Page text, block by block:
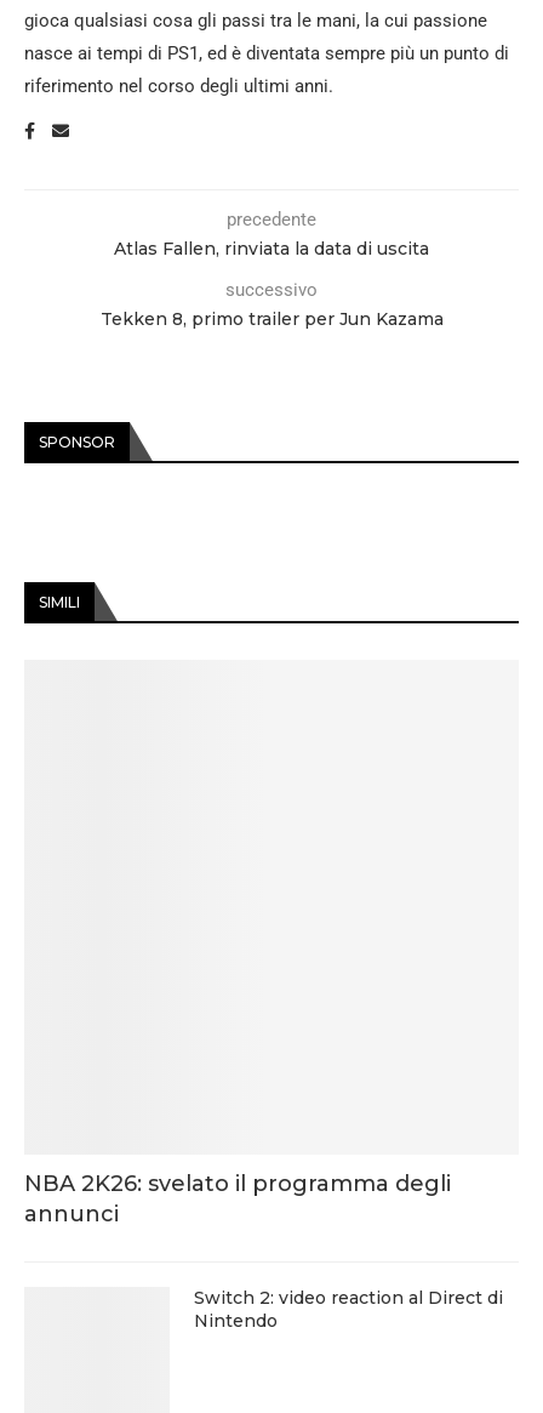
gioca qualsiasi cosa gli passi tra le mani, la cui passione
nasce ai tempi di PS1, ed è diventata sempre più un punto di
riferimento nel corso degli ultimi anni.
precedente
Atlas Fallen, rinviata la data di uscita
successivo
Tekken 8, primo trailer per Jun Kazama
SPONSOR
SIMILI
NBA 2K26: svelato il programma degli
annunci
Switch 2: video reaction al Direct di
Nintendo